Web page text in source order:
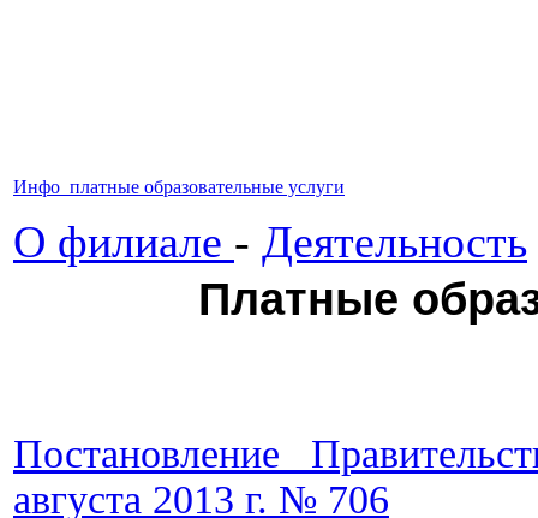
Инфо_платные образовательные услуги
О филиале - Деятельность
Платные
Постановление
августа 2013 г. № 706